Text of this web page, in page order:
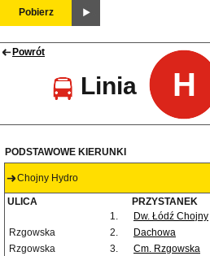
Pobierz
Powrót
Linia H
PODSTAWOWE KIERUNKI
Chojny Hydro
ULICA PRZYSTANEK
1.
Dw. Łódź Chojny
Rzgowska
2. Dachowa
Rzgowska
3. Cm. Rzgowska